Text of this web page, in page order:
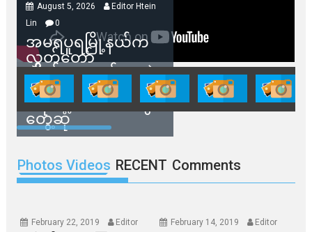
August 5, 2026
Editor Htein
Lin
0
အမရပူရမြို့နယ်က
လွှတ်တော်
ကိုယ်စားလှယ်တွေနဲ့
နေအိမ်တွေဖျက်သိမ်း
ခံရမယ့် ဒေသခံတွေ
တွေ့ဆုံ
Photos Videos RECENT Comments
February 22, 2019 Editor February 14, 2019
Editor